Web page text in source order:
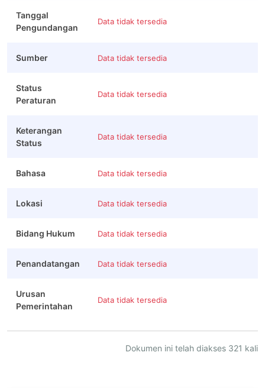
Tanggal
Pengundangan
Data tidak tersedia
Sumber Data tidak tersedia
Status
Peraturan
Data tidak tersedia
Keterangan
Status
Data tidak tersedia
Bahasa Data tidak tersedia
Lokasi Data tidak tersedia
Bidang Hukum Data tidak tersedia
Penandatangan Data tidak tersedia
Urusan
Pemerintahan
Data tidak tersedia
Dokumen ini telah diakses 321 kali